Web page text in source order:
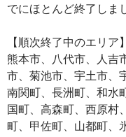
でにほとんど終了しま
【順次終了中のエリ
熊本市、八代市、人吉
市、菊池市、宇土市、
南関町、長洲町、和水
国町、高森町、西原村
町、甲佐町、山都町、